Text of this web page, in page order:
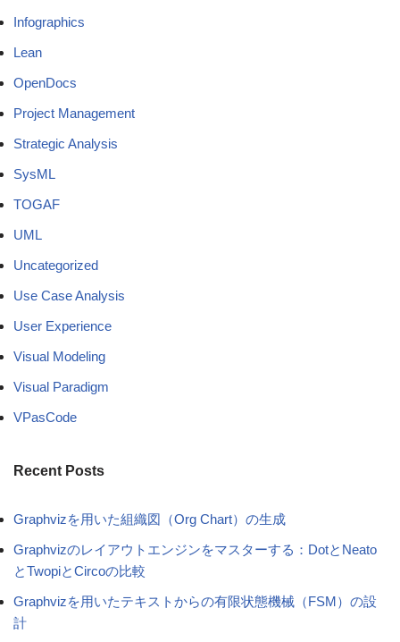
Infographics
Lean
OpenDocs
Project Management
Strategic Analysis
SysML
TOGAF
UML
Uncategorized
Use Case Analysis
User Experience
Visual Modeling
Visual Paradigm
VPasCode
Recent Posts
Graphvizを用いた組織図（Org Chart）の生成
Graphvizのレイアウトエンジンをマスターする：DotとNeato
とTwopiとCircoの比較
Graphvizを用いたテキストからの有限状態機械（FSM）の設
計